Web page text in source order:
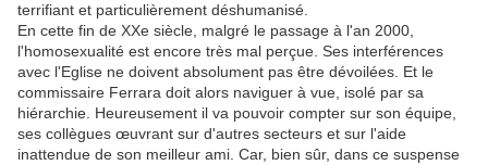
terrifiant et particulièrement déshumanisé.
En cette fin de XXe siècle, malgré le passage à l'an 2000,
l'homosexualité est encore très mal perçue. Ses interférences
avec l'Eglise ne doivent absolument pas être dévoilées. Et le
commissaire Ferrara doit alors naviguer à vue, isolé par sa
hiérarchie. Heureusement il va pouvoir compter sur son équipe,
ses collègues œuvrant sur d'autres secteurs et sur l'aide
inattendue de son meilleur ami. Car, bien sûr, dans ce suspense